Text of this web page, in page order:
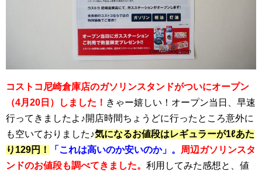
コストコ尼崎倉庫店のガソリンスタンドがついにオープン
（4月20日）しました！ きゃー嬉しい！オープン当日、早速
行ってきましたよ♪開店時間ちょうどに行ったところ意外に
も空いておりました♪気になるお値段はレギュラーが1ℓあた
り129円！
「これは高いのか安いのか」。
周辺ガソリンスタ
ンドのお値段も調べてきました。 利用してみた感想と、値